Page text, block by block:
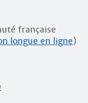
française
longue en ligne)